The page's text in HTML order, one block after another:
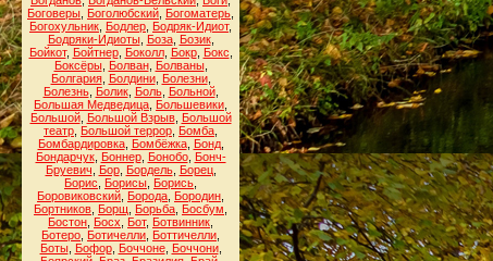
Боговеры Боголюбский Богоматерь
Богохульник Бодлер Бодряк-Идиот,
Бодряки-Идиоты, Боза, Бозик,
Бойкот, Бойтнер, Боколл, Бокр, Бокс
Боксёры, Болван, Болваны,
Болгария, Болдини, Болезни,
Болезнь, Болик, Боль, Больной,
Большая Медведица Большевики
Большой, Большой Взрыв, Большой
театр Большой террор Бомба
Бомбардировка, Бомбёжка, Бонд,
Бондарчук, Боннер, Бонобо, Бонч-
Бруевич
Бор, Бордель, Борец,
Борис
Борисы Борись
Боровиковский Борода Бородин
Бортников Борщ Борьба Босбум
Бостон Босх Бот, Ботвинник
Ботеро Ботичелли Боттичелли
Боты, Бофор, Боччоне, Боччони,